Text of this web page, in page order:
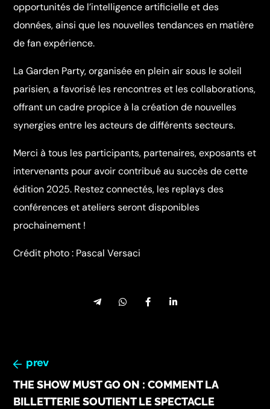
opportunités de l’intelligence artificielle et des
données, ainsi que les nouvelles tendances en matière
de fan expérience.
La Garden Party, organisée en plein air sous le soleil
parisien, a favorisé les rencontres et les collaborations,
offrant un cadre propice à la création de nouvelles
synergies entre les acteurs de différents secteurs.
Merci à tous les participants, partenaires, exposants et
intervenants pour avoir contribué au succès de cette
édition 2025. Restez connectés, les replays des
conférences et ateliers seront disponibles
prochainement !
Crédit photo : Pascal Versaci
prev
THE SHOW MUST GO ON : COMMENT LA
BILLETTERIE SOUTIENT LE SPECTACLE